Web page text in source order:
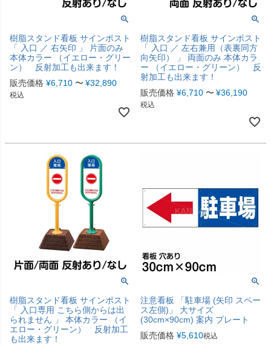
樹脂スタンド看板 サインポスト
「 入口 ／ 右矢印 」 片面のみ
本体カラー （イエロー・グリー
ン） 反射加工も出来ます！
販売価格 ¥6,710 〜 ¥32,890
税込
樹脂スタンド看板 サインポスト
「 入口 ／ 左右兼用（表裏同方
向矢印） 」 両面のみ 本体カラ
ー （イエロー・グリーン） 反
射加工も出来ます！
販売価格 ¥6,710 〜 ¥36,190
税込
樹脂スタンド看板 サインポスト
「 入口専用 こちら側からは出
られません 」 本体カラー （イ
エロー・グリーン） 反射加工
も出来ます！
注意看板 「駐車場 (矢印 スペー
ス左側)」 大サイズ
(30cm×90cm) 案内 プレート
販売価格 ¥5,610税込